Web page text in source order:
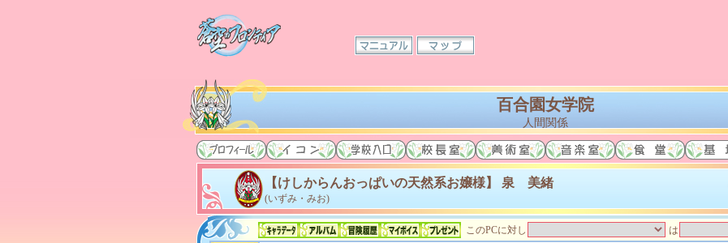
百合園女学院
人間関係
【けしからんおっぱいの天然系お嬢様】 泉 美緒
(いずみ・みお)
このPCに対し は